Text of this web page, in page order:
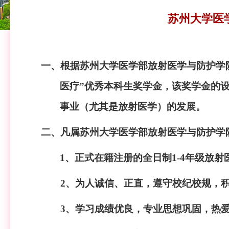
苏州大学医
一、根据苏州大学医学部放射医学与防护
医疗”优秀本科生奖学金，该奖学金的
事业（尤其是放射医学）的发展。
二、凡属苏州大学医学部放射医学与防护
1、正式在籍注册的全日制1-4年级放射
2、为人诚信、正直，遵守校纪校规，
3、学习成绩优良，专业思想巩固，热